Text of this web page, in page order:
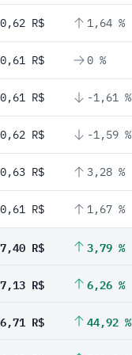
0,62 R$ 1,64 %
0,61 R$ 0 %
0,61 R$ -1,61 %
0,62 R$ -1,59 %
0,63 R$ 3,28 %
0,61 R$ 1,67 %
7,40 R$ 3,79 %
7,13 R$ 6,26 %
6,71 R$ 44,92 %